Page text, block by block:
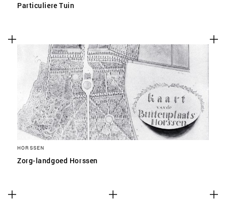
Particuliere Tuin
HORSSEN
Zorg-landgoed Horssen